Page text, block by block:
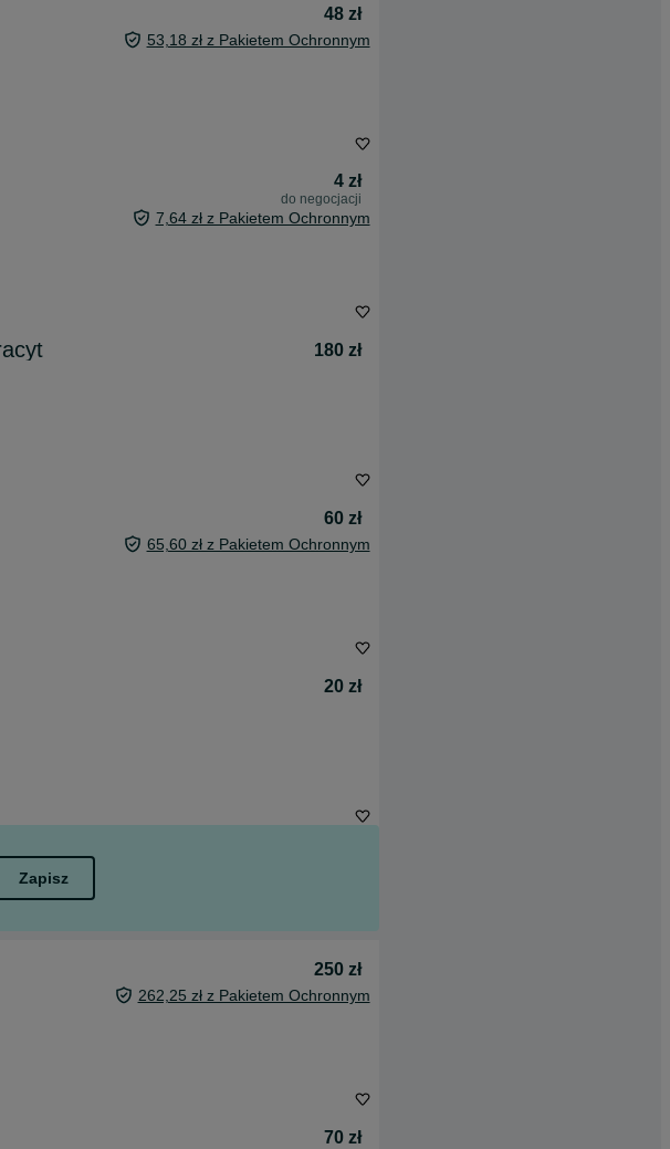
48 zł
53,18 zł z Pakietem Ochronnym
4 zł
do negocjacji
7,64 zł z Pakietem Ochronnym
180 zł
60 zł
65,60 zł z Pakietem Ochronnym
20 zł
Zapisz
250 zł
262,25 zł z Pakietem Ochronnym
70 zł